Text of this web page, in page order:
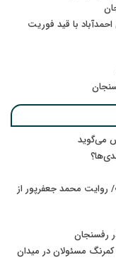
با قید فوریت
می‌گوید
روایت محمد جعفرپور از
رفسنجان
کمرنگ مسئولان در میدان